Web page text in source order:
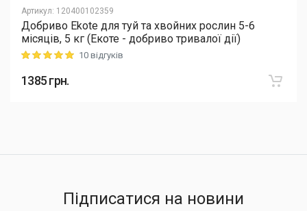
Артикул: 120400102359
Добриво Еkote для туй та хвойних рослин 5-6
місяців, 5 кг (Екоте - добриво тривалої дії)
Rating: 5 out of 510 відгуків
1385грн.
Підписатися на новини